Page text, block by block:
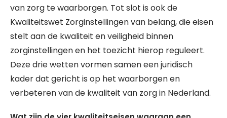
van zorg te waarborgen. Tot slot is ook de
Kwaliteitswet Zorginstellingen van belang, die eisen
stelt aan de kwaliteit en veiligheid binnen
zorginstellingen en het toezicht hierop reguleert.
Deze drie wetten vormen samen een juridisch
kader dat gericht is op het waarborgen en
verbeteren van de kwaliteit van zorg in Nederland.